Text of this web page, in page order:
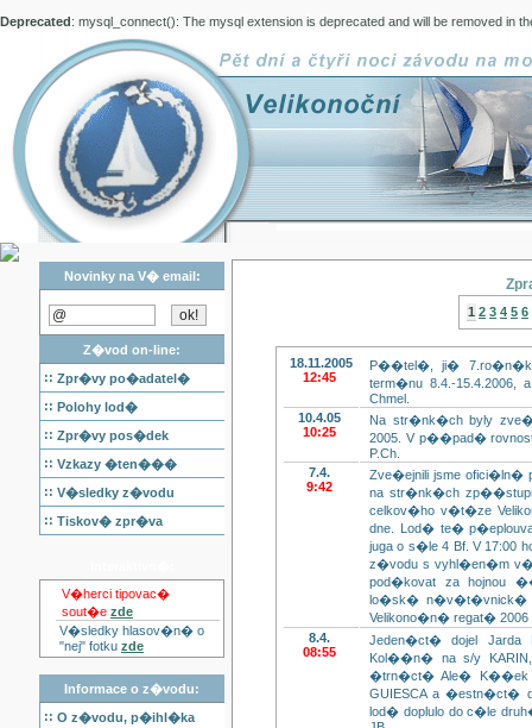
Deprecated: mysql_connect(): The mysql extension is deprecated and will be removed in
Novinky na V� email:
Z�vod on-line:
:: Zpr�vy po�adatel�
:: Polohy lod�
:: Zpr�vy pos�dek
:: Vzkazy �ten���
:: V�sledky z�vodu
:: Tiskov� zpr�va
V�herci tipovac�
sout�e zde
V�sledky hlasov�n� o
"nej" fotku zde
Informace o z�vodu:
:: O z�vodu, p�ihl�ka
1 2 3 4 5 6
18.11.2005
12:45
P��tel�, ji� 7.ro�n�k
term�nu 8.4.-
Chmel.
10.4.05
10:25
Na str�nk�ch byly
2005. V p��pad�
P.Ch.
7.4.
9:42
Zve�ejnili jsme
na str�nk�ch
celkov�ho v�t�ze
dne. Lod� te�
juga o s�le 4 Bf. V
z�vodu s vyhl�en�m
pod�kovat za hojnou
lo�sk� n�v�t�vnick�
Velikono�n� regat� 2006
8.4.
08:55
Jeden�ct� dojel Jarda
Kol��n� na s/y
�trn�ct� Ale� K��ek
GUIESCA a �estn�ct�
lod� doplulo do c�le